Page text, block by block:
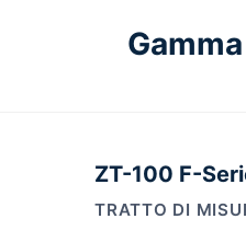
ZT-100 F-
TRATTO DI